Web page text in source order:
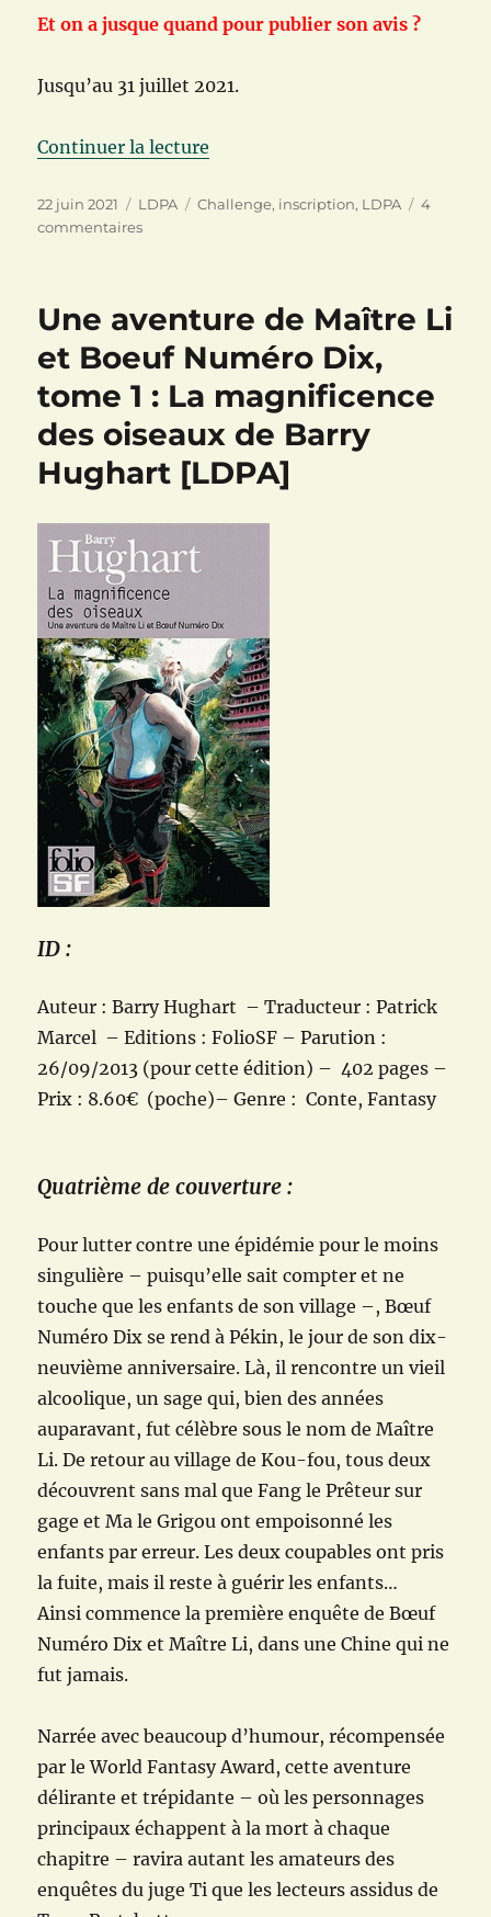
Et on a jusque quand pour publier son avis ?
Jusqu’au 31 juillet 2021.
Continuer la lecture
Publié
le
22 juin 2021 Catégories
LDPA Étiquettes
Challenge, inscription, LDPA
4
commentairessur
:
participation
Une aventure de Maître Li
et Boeuf Numéro Dix,
tome 1 : La magnificence
des oiseaux de Barry
Hughart [LDPA]
ID :
Auteur : Barry Hughart – Traducteur : Patrick
Marcel – Editions : FolioSF – Parution :
26/09/2013 (pour cette édition) – 402 pages –
Prix : 8.60€ (poche)– Genre : Conte, Fantasy
Quatrième de couverture :
Pour lutter contre une épidémie pour le moins
singulière – puisqu’elle sait compter et ne
touche que les enfants de son village –, Bœuf
Numéro Dix se rend à Pékin, le jour de son dix-
neuvième anniversaire. Là, il rencontre un vieil
alcoolique, un sage qui, bien des années
auparavant, fut célèbre sous le nom de Maître
Li. De retour au village de Kou-fou, tous deux
découvrent sans mal que Fang le Prêteur sur
gage et Ma le Grigou ont empoisonné les
enfants par erreur. Les deux coupables ont pris
la fuite, mais il reste à guérir les enfants…
Ainsi commence la première enquête de Bœuf
Numéro Dix et Maître Li, dans une Chine qui ne
fut jamais.
Narrée avec beaucoup d’humour, récompensée
par le World Fantasy Award, cette aventure
délirante et trépidante – où les personnages
principaux échappent à la mort à chaque
chapitre – ravira autant les amateurs des
enquêtes du juge Ti que les lecteurs assidus de